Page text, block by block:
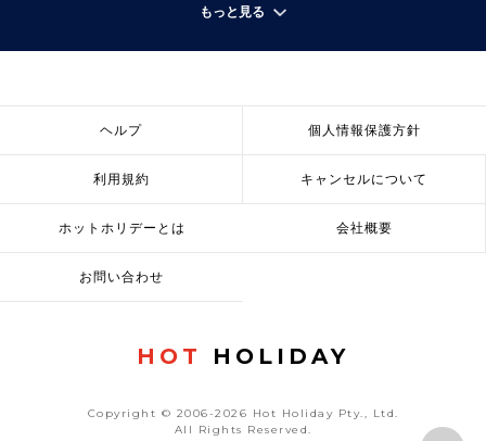
もっと見る
ヘルプ 個人情報保護方針
利用規約 キャンセルについて
ホットホリデーとは 会社概要
お問い合わせ
HOT HOLIDAY
Copyright © 2006-2026 Hot Holiday Pty., Ltd.
All Rights Reserved.